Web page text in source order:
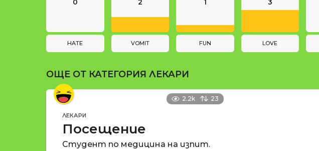
t
i
n
0
HATE
2
VOMIT
1
FUN
3
LOVE
ОЩЕ ОТ КАТЕГОРИЯ ЛЕКАРИ
2.2k 23
ЛЕКАРИ
Посещение
Студент по медицина на изпит.